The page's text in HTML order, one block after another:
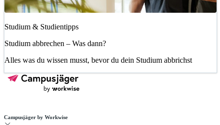
Studium & Studientipps
Studium abbrechen – Was dann?
Alles was du wissen musst, bevor du dein Studium abbrichst
Campusjäger by Workwise